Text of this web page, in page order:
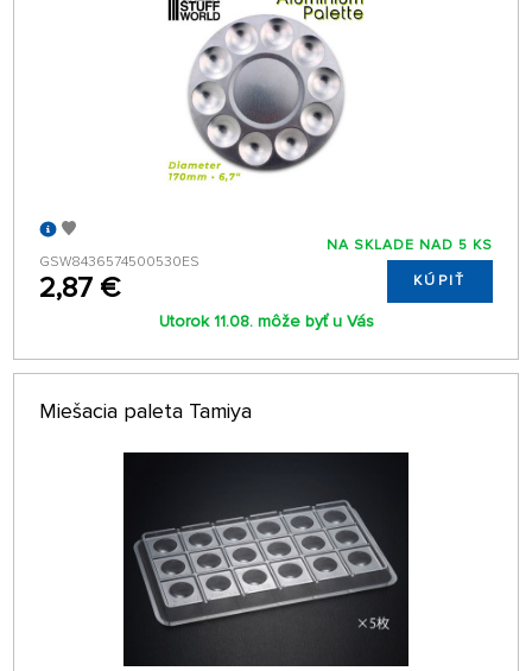
GSW8436574500530ES
2,87 €
NA SKLADE NAD 5 KS
KÚPIŤ
Utorok 11.08. môže byť u Vás
Miešacia paleta Tamiya